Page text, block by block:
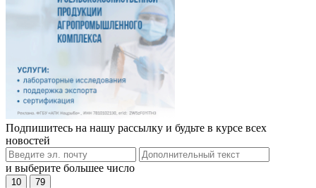
Подпишитесь на нашу рассылку и будьте в курсе всех
новостей
и выберите большее число
10 79